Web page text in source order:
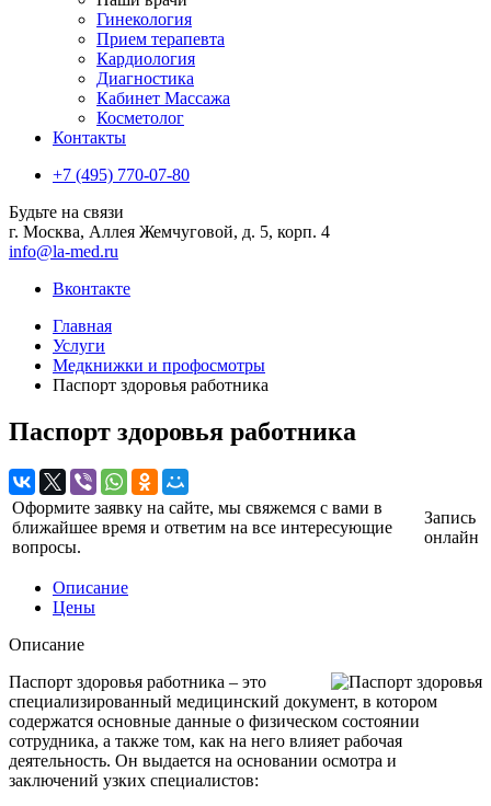
Гинекология
Прием терапевта
Кардиология
Диагностика
Кабинет Массажа
Косметолог
Контакты
+7 (495) 770-07-80
Будьте на связи
г. Москва, Аллея Жемчуговой, д. 5, корп. 4
info@la-med.ru
Вконтакте
Главная
Услуги
Медкнижки и профосмотры
Паспорт здоровья работника
Паспорт здоровья работника
Оформите заявку на сайте, мы свяжемся с вами в
ближайшее время и ответим на все интересующие
вопросы.
Запись
онлайн
Описание
Цены
Описание
Паспорт здоровья работника – это
специализированный медицинский документ, в котором
содержатся основные данные о физическом состоянии
сотрудника, а также том, как на него влияет рабочая
деятельность. Он выдается на основании осмотра и
заключений узких специалистов: